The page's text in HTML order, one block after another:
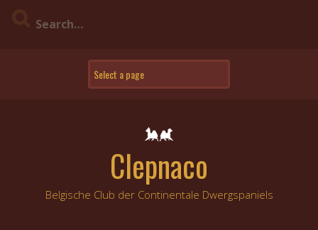
Clepnaco
Belgische Club der Continentale Dwergspaniels